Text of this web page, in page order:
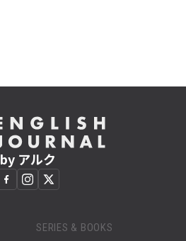
by アルク
SERIES & BOOKS